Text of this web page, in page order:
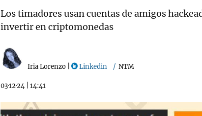
Los timadores usan cuentas de amigos
invertir en criptomonedas
Iria Lorenzo Linkedin NTM
03·12·24 14:41